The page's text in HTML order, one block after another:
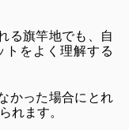
る旗竿地でも、自
をよく理解する
かった場合にとれ
れます。